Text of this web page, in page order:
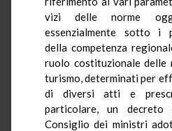
vizi delle norme
essenzialmente sotto i
della competenza
ruolo costituzionale delle
turismo, determinati per
di diversi atti e
particolare, un decreto
Consiglio dei ministri